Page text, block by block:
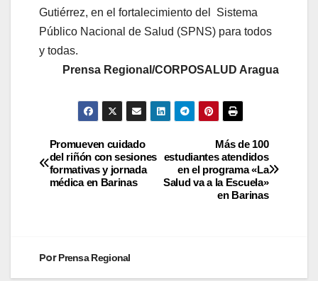
Gutiérrez, en el fortalecimiento del Sistema
Público Nacional de Salud (SPNS) para todos
y todas.
Prensa Regional/CORPOSALUD Aragua
Más de 100
estudiantes atendidos
en el programa «La
Salud va a la Escuela»
en Barinas
Promueven cuidado
del riñón con sesiones
formativas y jornada
médica en Barinas
PorPrensa Regional